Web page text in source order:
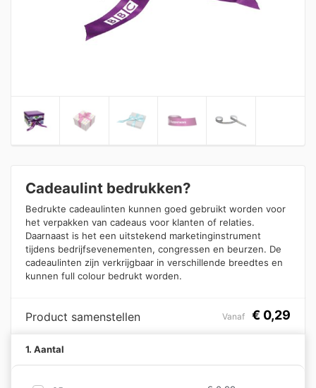
Cadeaulint bedrukken?
Bedrukte cadeaulinten kunnen goed gebruikt worden voor
het verpakken van cadeaus voor klanten of relaties.
Daarnaast is het een uitstekend marketinginstrument
tijdens bedrijfsevenementen, congressen en beurzen. De
cadeaulinten zijn verkrijgbaar in verschillende breedtes en
kunnen full colour bedrukt worden.
Product samenstellen Vanaf € 0,29
1. Aantal